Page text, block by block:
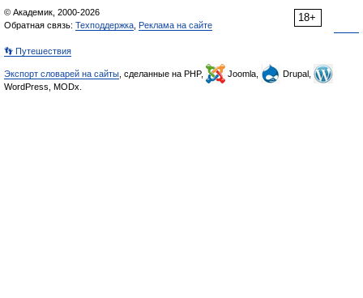
18+
© Академик, 2000-2026
Обратная связь: Техподдержка Реклама на сайте
👣 Путешествия
Экспорт словарей на сайты , сделанные на PHP, Joomla,
Drupal,
WordPress, MODx.